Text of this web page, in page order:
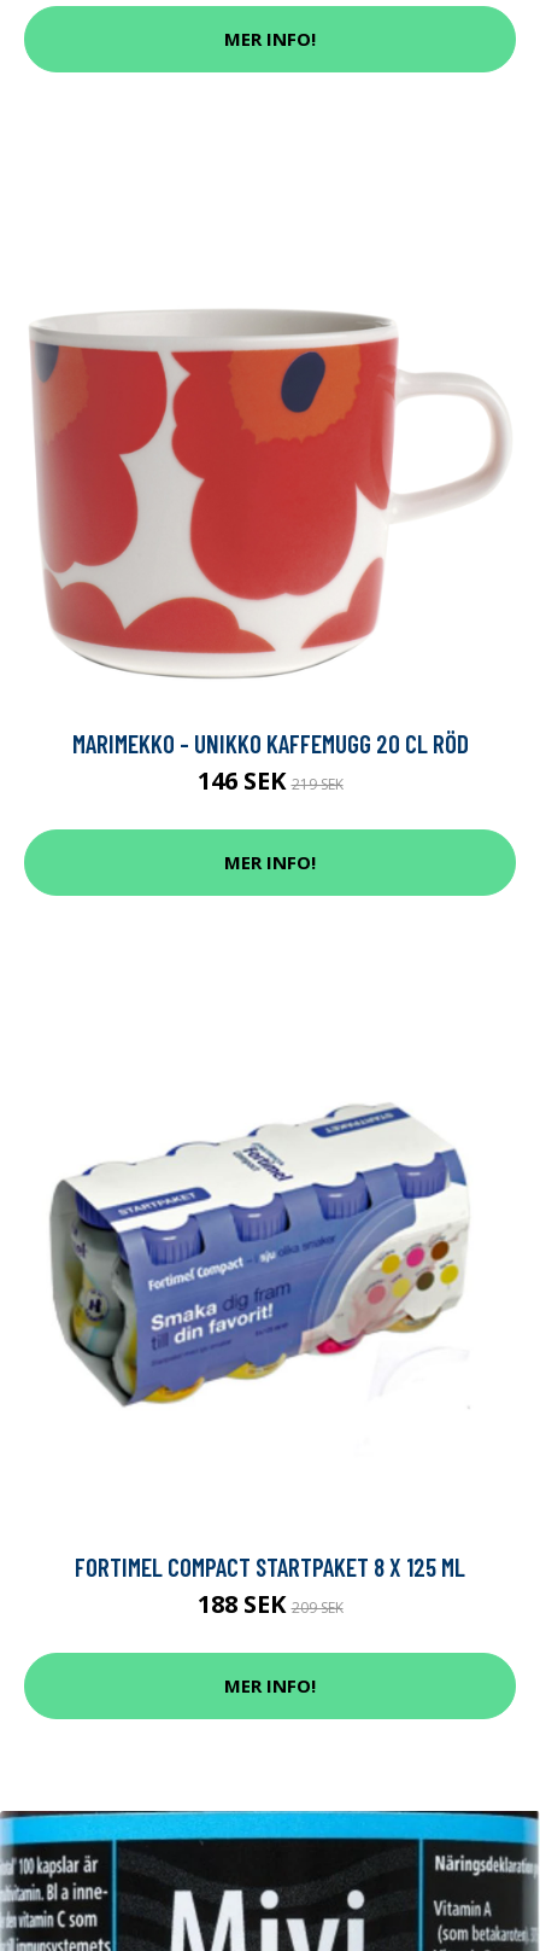
MER INFO!
MARIMEKKO - UNIKKO KAFFEMUGG 20 CL RÖD
146 SEK219 SEK
MER INFO!
FORTIMEL COMPACT STARTPAKET 8 X 125 ML
188 SEK209 SEK
MER INFO!